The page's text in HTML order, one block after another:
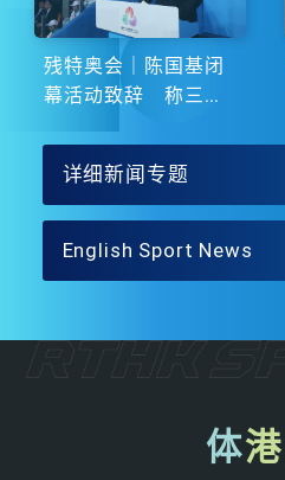
残特奥会｜陈国基闭
幕活动致辞 称三地
详细新闻专题
English Sport News
体